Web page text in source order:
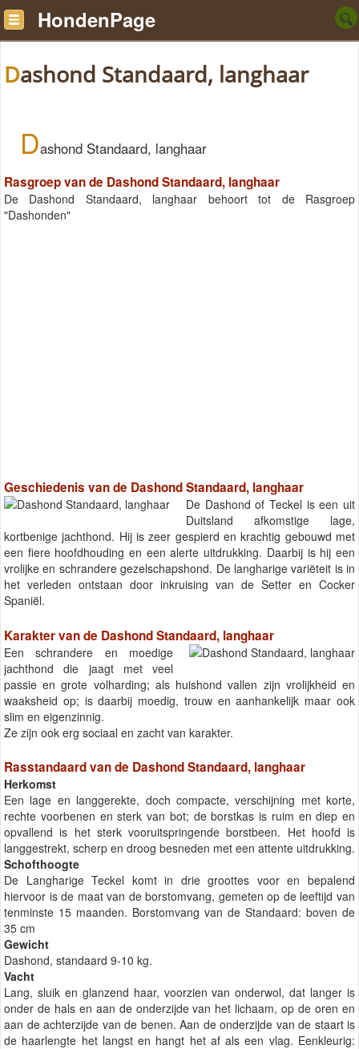
HondenPage
Dashond Standaard, langhaar
Dashond Standaard, langhaar
Rasgroep van de Dashond Standaard, langhaar
De Dashond Standaard, langhaar behoort tot de Rasgroep
"Dashonden"
Geschiedenis van de Dashond Standaard, langhaar
De Dashond of Teckel is een uit
Duitsland afkomstige lage,
kortbenige jachthond. Hij is zeer gespierd en krachtig gebouwd met
een fiere hoofdhouding en een alerte uitdrukking. Daarbij is hij een
vrolijke en schrandere gezelschapshond. De langharige variëteit is in
het verleden ontstaan door inkruising van de Setter en Cocker
Spaniël.
Karakter van de Dashond Standaard, langhaar
Een schrandere en moedige
jachthond die jaagt met veel
passie en grote volharding; als huishond vallen zijn vrolijkheid en
waaksheid op; is daarbij moedig, trouw en aanhankelijk maar ook
slim en eigenzinnig.
Ze zijn ook erg sociaal en zacht van karakter.
Rasstandaard van de Dashond Standaard, langhaar
Herkomst
Een lage en langgerekte, doch compacte, verschijning met korte,
rechte voorbenen en sterk van bot; de borstkas is ruim en diep en
opvallend is het sterk vooruitspringende borstbeen. Het hoofd is
langgestrekt, scherp en droog besneden met een attente uitdrukking.
Schofthoogte
De Langharige Teckel komt in drie groottes voor en bepalend
hiervoor is de maat van de borstomvang, gemeten op de leeftijd van
tenminste 15 maanden. Borstomvang van de Standaard: boven de
35 cm
Gewicht
Dashond, standaard 9-10 kg.
Vacht
Lang, sluik en glanzend haar, voorzien van onderwol, dat langer is
onder de hals en aan de onderzijde van het lichaam, op de oren en
aan de achterzijde van de benen. Aan de onderzijde van de staart is
de haarlengte het langst en hangt het af als een vlag. Eenkleurig: